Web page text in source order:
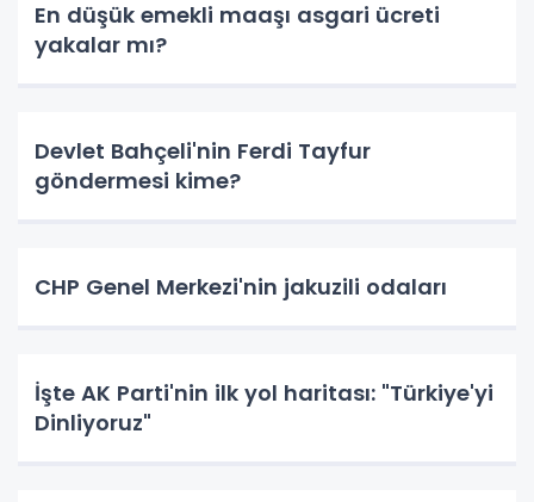
En düşük emekli maaşı asgari ücreti
yakalar mı?
Devlet Bahçeli'nin Ferdi Tayfur
göndermesi kime?
CHP Genel Merkezi'nin jakuzili odaları
İşte AK Parti'nin ilk yol haritası: "Türkiye'yi
Dinliyoruz"